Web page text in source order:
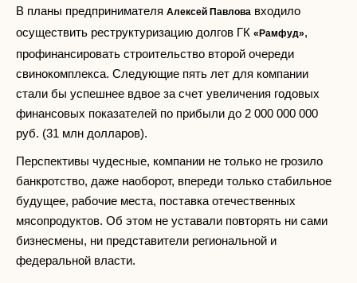
В планы предпринимателя Алексей Павлова входило
осуществить реструктуризацию долгов ГК «Рамфуд»,
профинансировать строительство второй очереди
свинокомплекса. Следующие пять лет для компании
стали бы успешнее вдвое за счет увеличения годовых
финансовых показателей по прибыли до 2 000 000 000
руб. (31 млн долларов).
Перспективы чудесные, компании не только не грозило
банкротство, даже наоборот, впереди только стабильное
будущее, рабочие места, поставка отечественных
мясопродуктов. Об этом не уставали повторять ни сами
бизнесмены, ни представители региональной и
федеральной власти.